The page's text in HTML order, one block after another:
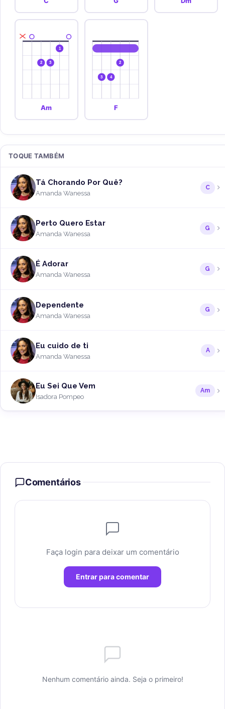
2 3
1
Am
3 4
2
F
TOQUE TAMBÉM
Tá Chorando Por Quê?
Amanda Wanessa
C
Perto Quero Estar
Amanda Wanessa
G
É Adorar
Amanda Wanessa
G
Dependente
Amanda Wanessa
G
Eu cuido de ti
Amanda Wanessa
A
Eu Sei Que Vem
Isadora Pompeo
Am
Comentários
Faça login para deixar um comentário
Entrar para comentar
Nenhum comentário ainda. Seja o primeiro!